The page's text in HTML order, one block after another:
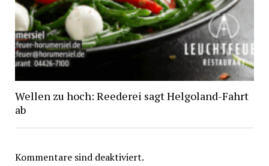
Wellen zu hoch: Reederei sagt Helgoland-Fahrt
ab
Kommentare sind deaktiviert.